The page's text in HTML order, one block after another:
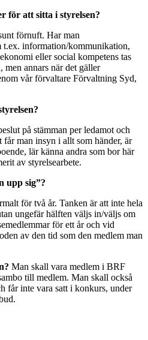
för att sitta i styrelsen?
förnuft. Har man
t.ex. information/kommunikation,
eller social kompetens tas
men annars när det gäller
vår förvaltare Förvaltning Syd,
på stämman per ledamot och
man insyn i allt som händer, är
lär känna andra som bor här
av styrelsearbete.
upp sig”?
för två år. Tanken är att inte hela
ungefär hälften väljs in/väljs om
för ett år och vid
av den tid som den medlem man
Man skall vara medlem i BRF
till medlem. Man skall också
får inte vara satt i konkurs, under